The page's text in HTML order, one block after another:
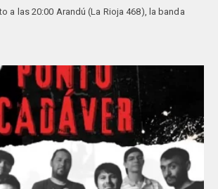
a las 20:00 Arandú (La Rioja 468), la banda